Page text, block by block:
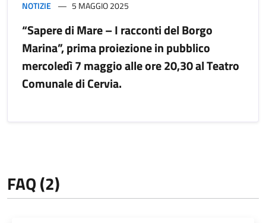
NOTIZIE 5 MAGGIO 2025
“Sapere di Mare – I racconti del Borgo
Marina”, prima proiezione in pubblico
mercoledì 7 maggio alle ore 20,30 al Teatro
Comunale di Cervia.
FAQ (2)